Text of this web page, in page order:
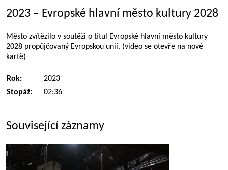
2023 – Evropské hlavní město kultury 2028
Město zvítězilo v soutěži o titul Evropské hlavní město kultury
2028 propůjčovaný Evropskou unií. (video se otevře na nové
kartě)
Rok:
2023
Stopáž:
02:36
Související záznamy